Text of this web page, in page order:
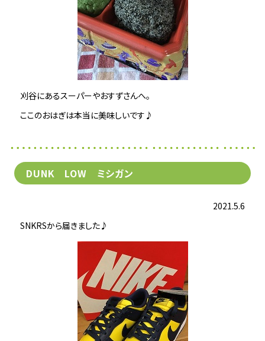
刈谷にあるスーパーやおすずさんへ。
ここのおはぎは本当に美味しいです♪
DUNK LOW ミシガン
2021.5.6
SNKRSから届きました♪